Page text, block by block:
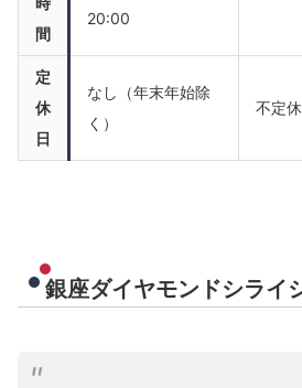
間
20:00
定
休
日
なし（年末年始除
く）
不定休
銀座ダイヤモンドシライ